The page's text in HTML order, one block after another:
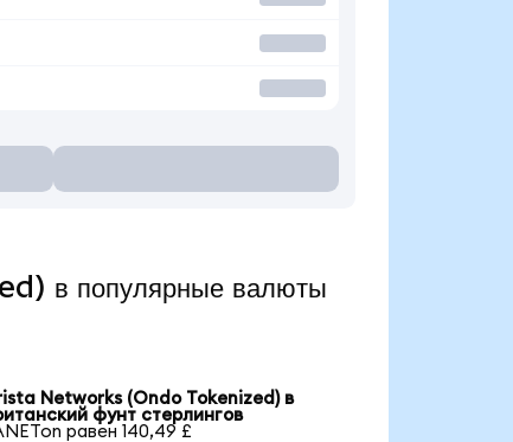
в популярные валюты
Networks (Ondo Tokenized) в
фунт стерлингов
равен 140,49 £